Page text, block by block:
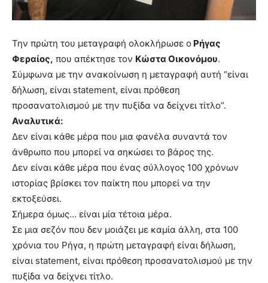
Την πρώτη του μεταγραφή ολοκλήρωσε ο Ρήγας
Φεραίος, που απέκτησε τον Κώστα Οικονόμου.
Σύμφωνα με την ανακοίνωση η μεταγραφή αυτή “είναι
δήλωση, είναι statement, είναι πρόθεση
προσανατολισμού με την πυξίδα να δείχνει τίτλο”.
Αναλυτικά:
Δεν είναι κάθε μέρα που μια φανέλα συναντά τον
άνθρωπο που μπορεί να σηκώσει το βάρος της.
Δεν είναι κάθε μέρα που ένας σύλλογος 100 χρόνων
ιστορίας βρίσκει τον παίκτη που μπορεί να την
εκτοξεύσει.
Σήμερα όμως… είναι μία τέτοια μέρα.
Σε μια σεζόν που δεν μοιάζει με καμία άλλη, στα 100
χρόνια του Ρήγα, η πρώτη μεταγραφή είναι δήλωση,
είναι statement, είναι πρόθεση προσανατολισμού με την
πυξίδα να δείχνει τίτλο.